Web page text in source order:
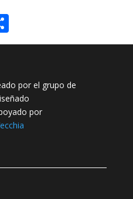
por el grupo de
iseñado
por